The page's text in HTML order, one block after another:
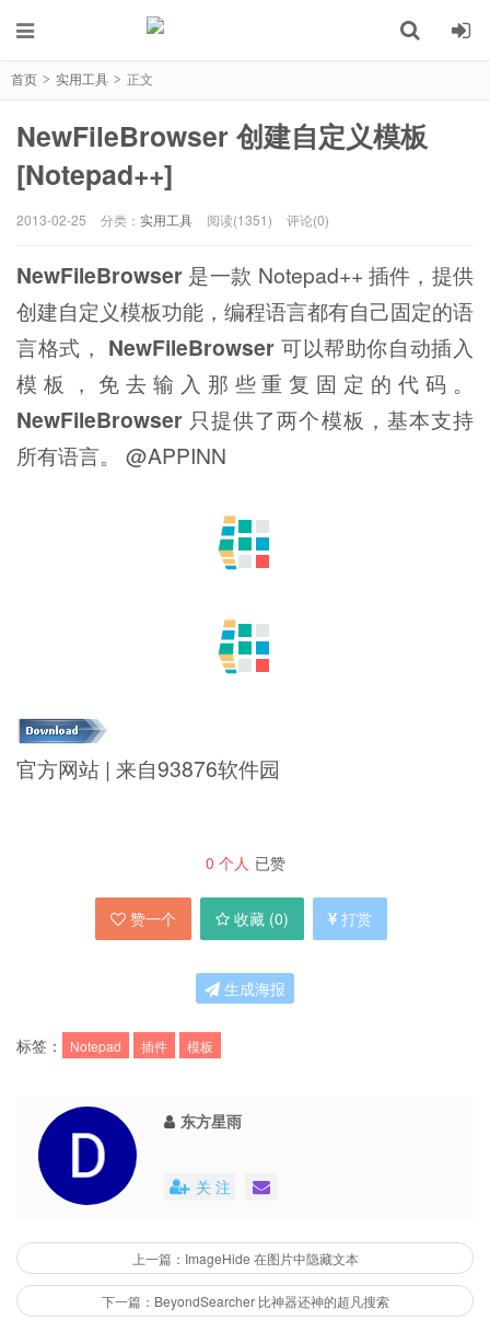
首页 > 实用工具 > 正文
NewFileBrowser 创建自定义模板
[Notepad++]
2013-02-25 分类： 实用工具 阅读(1351) 评论(0)
NewFileBrowser 是一款 Notepad++ 插件，提供
创建自定义模板功能，编程语言都有自己固定的语
言格式， NewFileBrowser 可以帮助你自动插入
模板，免去输入那些重复固定的代码。
NewFileBrowser 只提供了两个模板，基本支持
所有语言。 @APPINN
官方网站 | 来自93876软件园
0 个人 已赞
赞一个 收藏 (0) 打赏
生成海报
标签： Notepad 插件 模板
东方星雨
关 注
上一篇：ImageHide 在图片中隐藏文本
下一篇：BeyondSearcher 比神器还神的超凡搜索